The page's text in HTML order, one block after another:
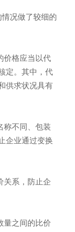
况做了较细的
格应当以代
定。其中，代
供求状况具有
不同、包装
企业通过变换
系，防止企
之间的比价